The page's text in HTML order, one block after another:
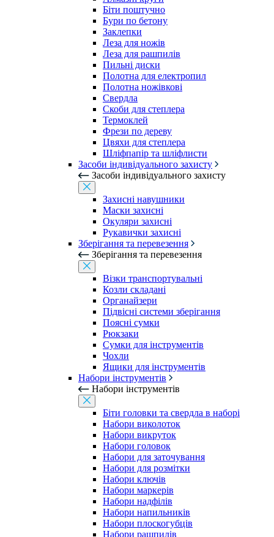
Біти поштучно
Бури по бетону
Заклепки
Леза для ножів
Леза для рашпилів
Пильні диски
Полотна для електропил
Полотна ножівкові
Свердла
Скоби для степлера
Термоклей
Фрези по дереву
Цвяхи для степлера
Шліфпапір та шліфлисти
Засоби індивідуального захисту
Засоби індивідуального захисту
Захисні навушники
Маски захисні
Окуляри захисні
Рукавички захисні
Зберігання та перевезення
Зберігання та перевезення
Візки транспортувальні
Козли складані
Органайзери
Підвісні системи зберігання
Поясні сумки
Рюкзаки
Сумки для інструментів
Чохли
Ящики для інструментів
Набори інструментів
Набори інструментів
Біти головки та свердла в наборі
Набори виколоток
Набори викруток
Набори головок
Набори для заточування
Набори для розмітки
Набори ключів
Набори маркерів
Набори надфілів
Набори напильників
Набори плоскогубців
Набори рашпилів